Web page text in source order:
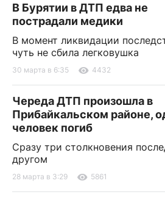
В Бурятии в ДТП едва не
пострадали медики
В момент ликвидации
чуть не сбила легковушка
30 марта в 6:35 4432
Череда ДТП произошла в
Прибайкальском районе,
человек погиб
Сразу три столкновения
другом
28 марта в 3:29 5861